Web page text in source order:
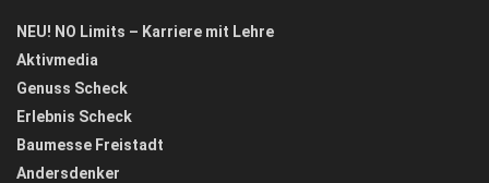
NEU! NO Limits – Karriere mit Lehre
Aktivmedia
Genuss Scheck
Erlebnis Scheck
Baumesse Freistadt
Andersdenker